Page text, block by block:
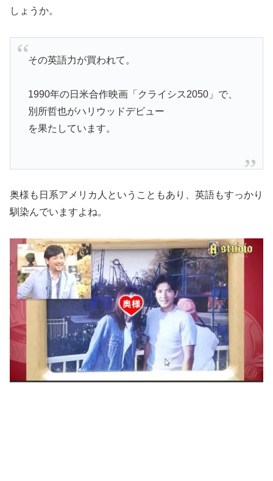
しょうか。
その英語力が買われて。
1990年の日米合作映画「クライシス2050」で、
別所哲也がハリウッドデビュー
を果たしています。
奥様も日系アメリカ人ということもあり、英語もすっかり
馴染んでいますよね。